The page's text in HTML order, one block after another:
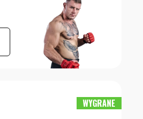
WYGRANE